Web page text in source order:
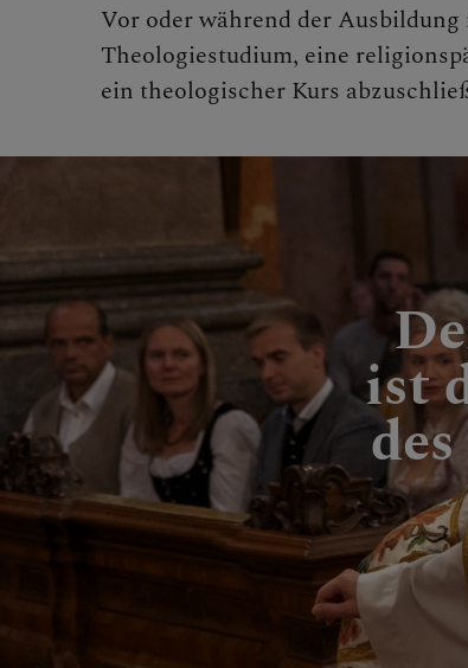
Vor oder während der
Theologiestudium, eine
ein theologischer Kurs
ist